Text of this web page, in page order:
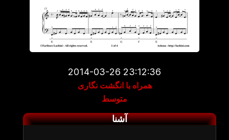
2014-03-26 23:12:36
همراه با انگشت نگاری
متوسط
آشنا